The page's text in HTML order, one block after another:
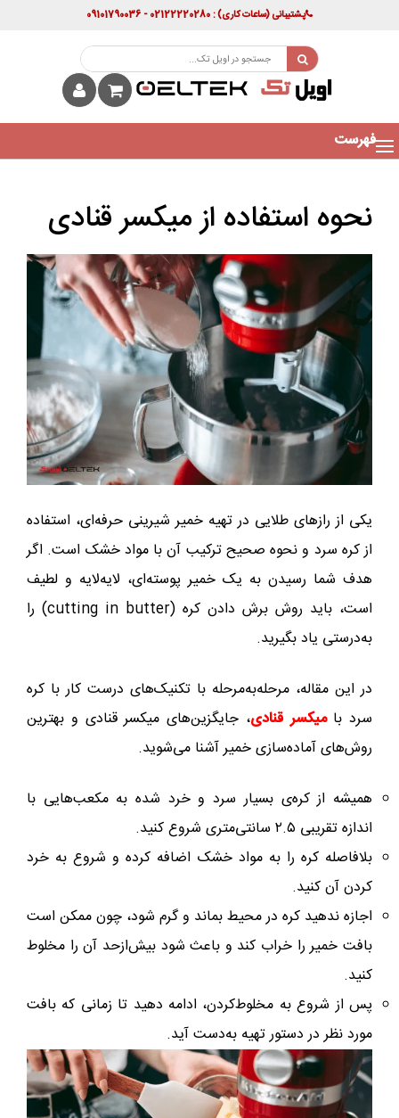
پشتیبانی(ساعات کاری): 02122220280 - 09101790036
فهرست
نحوه استفاده از میکسر قنادی
یکی از رازهای طلایی در تهیه خمیر شیرینی حرفه‌ای، استفاده
از کره سرد و نحوه صحیح ترکیب آن با مواد خشک است. اگر
هدف شما رسیدن به یک خمیر پوسته‌ای، لایه‌لایه و لطیف
است، باید روش برش دادن کره (cutting in butter) را
به‌درستی یاد بگیرید.
در این مقاله، مرحله‌به‌مرحله با تکنیک‌های درست کار با کره
سرد بامیکسر قنادی، جایگزین‌های میکسر قنادی و بهترین
روش‌های آماده‌سازی خمیر آشنا می‌شوید.
همیشه از کره‌ی بسیار سرد و خرد شده به مکعب‌هایی با
اندازه تقریبی ۲.۵ سانتی‌متری شروع کنید.
بلافاصله کره را به مواد خشک اضافه کرده و شروع به خرد
کردن آن کنید.
اجازه ندهید کره در محیط بماند و گرم شود، چون ممکن است
بافت خمیر را خراب کند و باعث شود بیش‌ازحد آن را مخلوط
کنید.
پس از شروع به مخلوط‌کردن، ادامه دهید تا زمانی که بافت
مورد نظر در دستور تهیه به‌دست آید.